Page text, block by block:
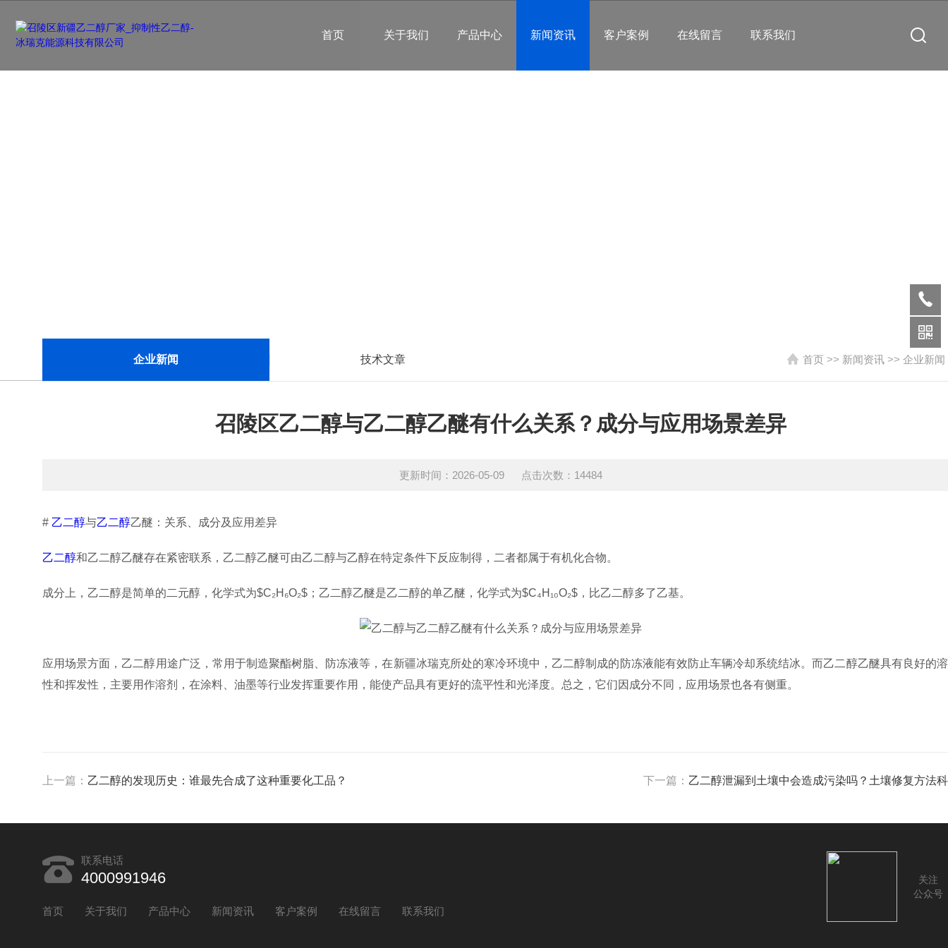
首页 关于我们 产品中心 新闻资讯 客户案例 在线留言 联系我们
企业新闻 技术文章 首页 >> 新闻资讯 >> 企业新闻
召陵区乙二醇与乙二醇乙醚有什么关系？成分与应用场景差异
更新时间：2026-05-09 点击次数：14484
# 乙二醇与乙二醇乙醚：关系、成分及应用差异
乙二醇和乙二醇乙醚存在紧密联系，乙二醇乙醚可由乙二醇与乙醇在特定条件下反应制得，二者都属于有机化合物。
成分上，乙二醇是简单的二元醇，化学式为$C₂H₆O₂$；乙二醇乙醚是乙二醇的单乙醚，化学式为$C₄H₁₀O₂$，比乙二醇多了乙基。
应用场景方面，乙二醇用途广泛，常用于制造聚酯树脂、防冻液等，在新疆冰瑞克所处的寒冷环境中，乙二醇制成的防冻液能有效防止车辆冷却系统结冰。而乙二醇乙醚具有良好的
性和挥发性，主要用作溶剂，在涂料、油墨等行业发挥重要作用，能使产品具有更好的流平性和光泽度。总之，它们因成分不同，应用场景也各有侧重。
上一篇： 乙二醇的发现历史：谁最先合成了这种重要化工品？ 下一篇： 乙二醇泄漏到土壤中会造成污染吗？土壤修复方法
联系电话
4000991946
首页 关于我们 产品中心 新闻资讯 客户案例 在线留言 联系我们
关注
公众号